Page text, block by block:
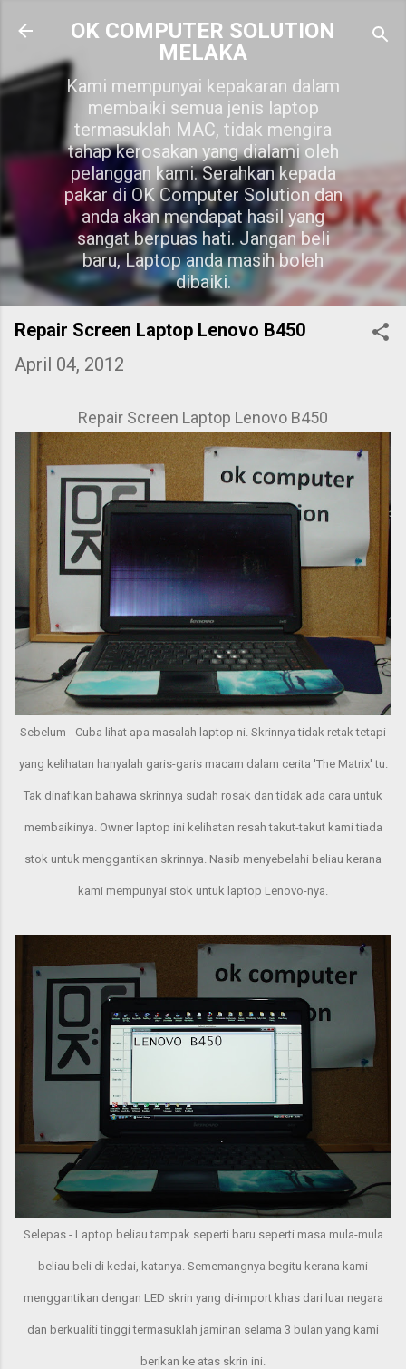
Skip to main content
OK COMPUTER SOLUTION
MELAKA
Kami mempunyai kepakaran dalam
membaiki semua jenis laptop
termasuklah MAC, tidak mengira
tahap kerosakan yang dialami oleh
pelanggan kami. Serahkan kepada
pakar di OK Computer Solution dan
anda akan mendapat hasil yang
sangat berpuas hati. Jangan beli
baru, Laptop anda masih boleh
dibaiki.
Repair Screen Laptop Lenovo B450
April 04, 2012
Repair Screen Laptop Lenovo B450
Sebelum - Cuba lihat apa masalah laptop ni. Skrinnya tidak retak tetapi
yang kelihatan hanyalah garis-garis macam dalam cerita 'The Matrix' tu.
Tak dinafikan bahawa skrinnya sudah rosak dan tidak ada cara untuk
membaikinya. Owner laptop ini kelihatan resah takut-takut kami tiada
stok untuk menggantikan skrinnya. Nasib menyebelahi beliau kerana
kami mempunyai stok untuk laptop Lenovo-nya.
Selepas - Laptop beliau tampak seperti baru seperti masa mula-mula
beliau beli di kedai, katanya. Sememangnya begitu kerana kami
menggantikan dengan LED skrin yang di-import khas dari luar negara
dan berkualiti tinggi termasuklah jaminan selama 3 bulan yang kami
berikan ke atas skrin ini.